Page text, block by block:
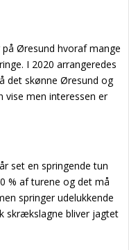
Øresund hvoraf mange
I 2020 arrangeredes
det skønne Øresund og
vise men interessen er
set en springende tun
% af turene og det må
springer udelukkende
skrækslagne bliver jagtet